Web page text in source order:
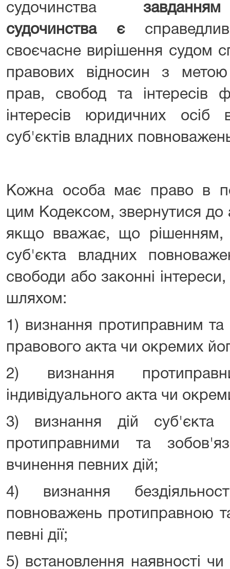
судочинства
судочинства є
своєчасне вирішення судом
правових відносин з
прав, свобод та інтересів
інтересів юридичних
суб'єктів владних
Кожна особа має право в
цим Кодексом, звернутися до
якщо вважає, що рішенням,
суб'єкта владних
свободи або законні
шляхом:
1) визнання протиправним
правового акта чи окремих
2) визнання
індивідуального акта чи
3) визнання дій суб'єкта
протиправними та
вчинення певних дій;
4) визнання
повноважень протиправною
певні дії;
5) встановлення наявності чи